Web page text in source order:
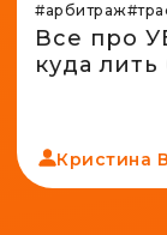
#арбитраж
Все про
куда
Кристина